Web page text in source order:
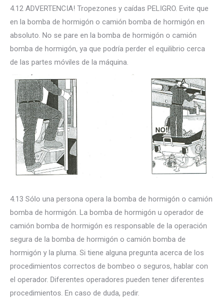
4.12 ADVERTENCIA! Tropezones y caídas PELIGRO. Evite que
en la bomba de hormigón o camión bomba de hormigón en
absoluto. No se pare en la bomba de hormigón o camión
bomba de hormigón, ya que podría perder el equilibrio cerca
de las partes móviles de la máquina.
4.13 Sólo una persona opera la bomba de hormigón o camión
bomba de hormigón. La bomba de hormigón u operador de
camión bomba de hormigón es responsable de la operación
segura de la bomba de hormigón o camión bomba de
hormigón y la pluma. Si tiene alguna pregunta acerca de los
procedimientos correctos de bombeo o seguros, hablar con
el operador. Diferentes operadores pueden tener diferentes
procedimientos. En caso de duda, pedir.